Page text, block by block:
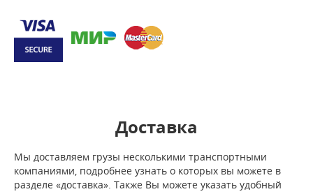
Доставка
Мы доставляем грузы несколькими транспортными
компаниями, подробнее узнать о которых вы можете в
разделе «доставка». Также Вы можете указать удобный